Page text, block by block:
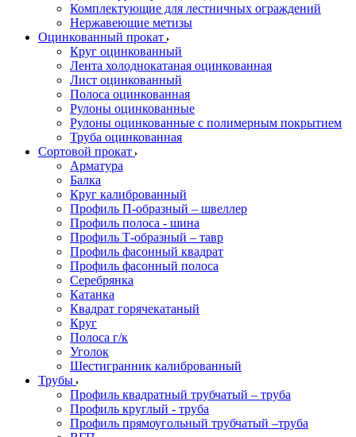
Комплектующие для лестничных ограждений
Нержавеющие метизы
Оцинкованный прокат
Круг оцинкованный
Лента холоднокатаная оцинкованная
Лист оцинкованный
Полоса оцинкованная
Рулоны оцинкованные
Рулоны оцинкованные с полимерным покрытием
Труба оцинкованная
Сортовой прокат
Арматура
Балка
Круг калиброванный
Профиль П-образный – швеллер
Профиль полоса - шина
Профиль Т-образный – тавр
Профиль фасонный квадрат
Профиль фасонный полоса
Серебрянка
Катанка
Квадрат горячекатаный
Круг
Полоса г/к
Уголок
Шестигранник калиброванный
Трубы
Профиль квадратный трубчатый – труба
Профиль круглый - труба
Профиль прямоугольный трубчатый –труба